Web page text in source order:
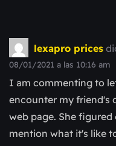
lexapro prices
08/01/2021 a las 10:16 am
I am commenting to
encounter my friend's
web page. She
mention what it's like